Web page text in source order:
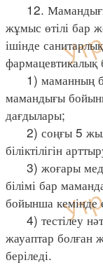
12. Мамандығы
жұмыс өтілі бар
ішінде
фармацевтикалық
1) маманның
мамандығы
дағдылары;
2) соңғы 5
біліктілігін
3) жоғары
білімі бар
бойынша кемінде
4) тестілеу
жауаптар болған
беріледі.